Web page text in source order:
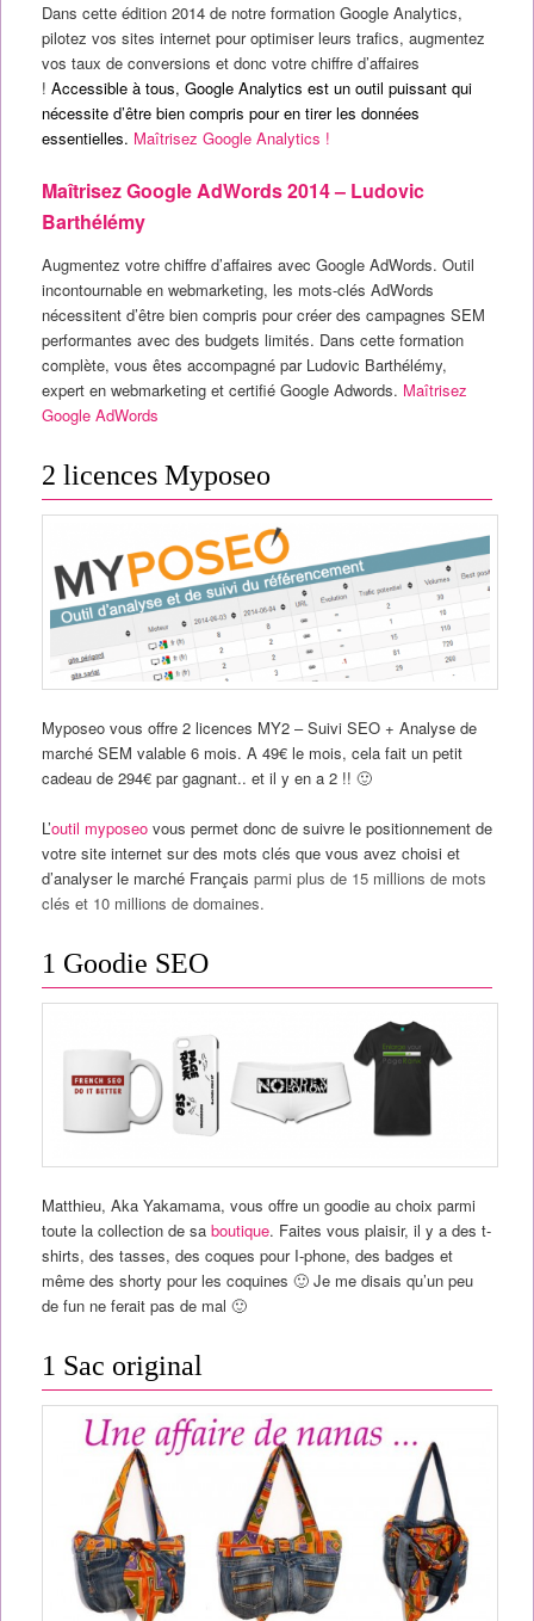
Dans cette édition 2014 de notre formation Google Analytics,
pilotez vos sites internet pour optimiser leurs trafics, augmentez
vos taux de conversions et donc votre chiffre d’affaires
! Accessible à tous, Google Analytics est un outil puissant qui
nécessite d’être bien compris pour en tirer les données
essentielles. Maîtrisez Google Analytics !
Maîtrisez Google AdWords 2014 – Ludovic
Barthélémy
Augmentez votre chiffre d’affaires avec Google AdWords. Outil
incontournable en webmarketing, les mots-clés AdWords
nécessitent d’être bien compris pour créer des campagnes SEM
performantes avec des budgets limités. Dans cette formation
complète, vous êtes accompagné par Ludovic Barthélémy,
expert en webmarketing et certifié Google Adwords. Maîtrisez
Google AdWords
2 licences Myposeo
Myposeo vous offre 2 licences MY2 – Suivi SEO + Analyse de
marché SEM valable 6 mois. A 49€ le mois, cela fait un petit
cadeau de 294€ par gagnant.. et il y en a 2 !! 🙂
L’outil myposeovous permet donc de suivre le positionnement de
votre site internet sur des mots clés que vous avez choisi et
d’analyser le marché Français parmi plus de 15 millions de mots
clés et 10 millions de domaines.
1 Goodie SEO
Matthieu, Aka Yakamama, vous offre un goodie au choix parmi
toute la collection de saboutique. Faites vous plaisir, il y a des t-
shirts, des tasses, des coques pour I-phone, des badges et
même des shorty pour les coquines 🙂 Je me disais qu’un peu
de fun ne ferait pas de mal 🙂
1 Sac original